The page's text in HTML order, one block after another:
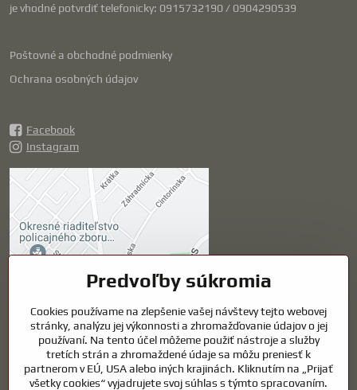
je vhodné potvrdiť telefonicky: 0915732190 / 0904290539
Poštovné a obchodné podmienky
Ochrana osobných údajov
Facebook
Instagram
Externý obsah je
blokovaný Voľbami
súkromia
Prajete si načítať externý obsah?
Povoliť tentokrát
Povoliť a zapamätať -
súhlas s druhom cookie:
Funkčné
Predvoľby súkromia
Cookies používame na zlepšenie vašej návštevy tejto webovej
stránky, analýzu jej výkonnosti a zhromažďovanie údajov o jej
používaní. Na tento účel môžeme použiť nástroje a služby
tretích strán a zhromaždené údaje sa môžu preniesť k
partnerom v EÚ, USA alebo iných krajinách. Kliknutím na „Prijať
všetky cookies“ vyjadrujete svoj súhlas s týmto spracovaním.